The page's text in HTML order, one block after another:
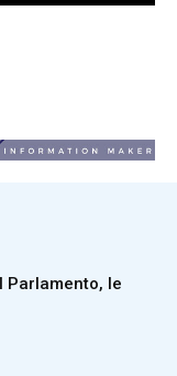
Parlamento, le